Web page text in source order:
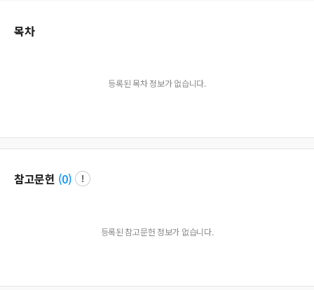
목차
등록된 목차 정보가 없습니다.
참고문헌 (0)
등록된 참고문헌 정보가 없습니다.